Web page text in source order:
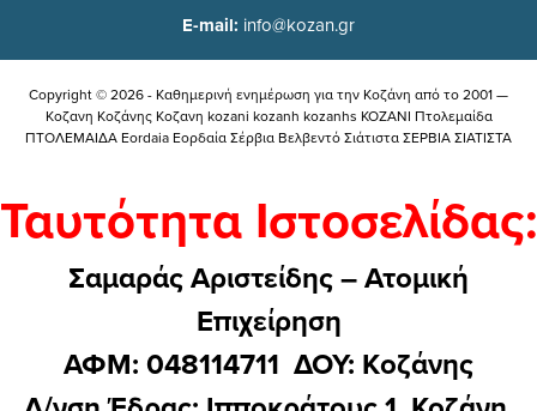
E-mail: info@kozan.gr
Copyright © 2026 - Καθημερινή ενημέρωση για την Kοζάνη από το 2001 —
Κοζανη Κοζάνης Κοζανη kozani kozanh kozanhs KOZANI Πτολεμαίδα
ΠΤΟΛΕΜΑΙΔΑ Eordaia Εορδαία Σέρβια Βελβεντό Σιάτιστα ΣΕΡΒΙΑ ΣΙΑΤΙΣΤΑ
Ταυτότητα Ιστοσελίδας:
Σαμαράς Αριστείδης – Ατομική
Επιχείρηση
ΑΦΜ: 048114711 ΔΟΥ: Kοζάνης